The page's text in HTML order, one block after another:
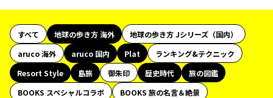
すべて 地球の歩き方 海外
地球の歩き方 Jシリーズ（国内）
aruco 海外
aruco 国内 Plat
ランキング&テクニック
Resort Style
島旅 御朱印 歴史時代
旅の図鑑
BOOKS スペシャルコラボ
BOOKS 旅の名言＆絶景